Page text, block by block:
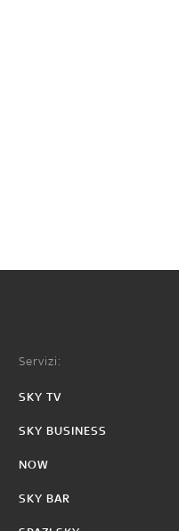
Servizi:
SKY TV
SKY BUSINESS
NOW
SKY BAR